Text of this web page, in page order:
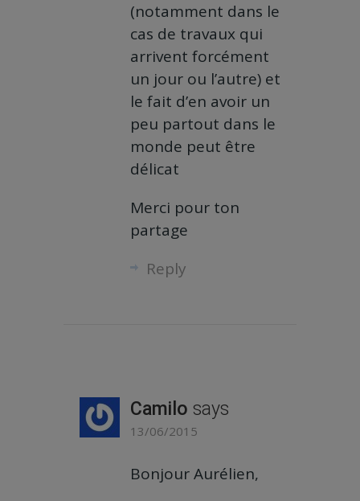
(notamment dans le
cas de travaux qui
arrivent forcément
un jour ou l’autre) et
le fait d’en avoir un
peu partout dans le
monde peut être
délicat
Merci pour ton
partage
Reply
Camilo says
13/06/2015
Bonjour Aurélien,